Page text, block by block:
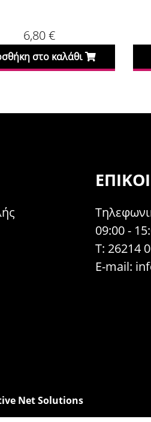
6,80€
στο καλάθι
09:00 -
Τ: 26214
E-mail:
Net Solutions